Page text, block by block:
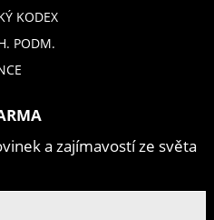
KODEX
PODM.
a zajímavostí ze světa